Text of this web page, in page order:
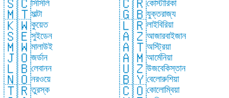
সিসিলি
🇲🇹মাল্টা
🇰🇼কুয়েত
🇸🇪সুইডেন
🇲🇼মালাউই
🇯🇴জর্ডান
🇱🇧লেবানন
🇳🇴নরওয়ে
🇹🇷তুরস্ক
কোস্টারিকা
🇬🇧যুক্তরাজ্য
🇱🇷লাইবিরিয়া
🇦🇿আজারবাইজান
🇦🇹অস্ট্রিয়া
🇦🇲আর্মেনিয়া
🇺🇿উজবেকিস্তান
🇧🇾বেলোরুশিয়া
🇨🇴কোলোম্বিয়া